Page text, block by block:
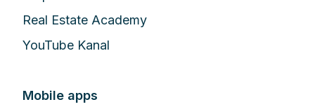
Real Estate Academy
YouTube Kanal
Mobile apps